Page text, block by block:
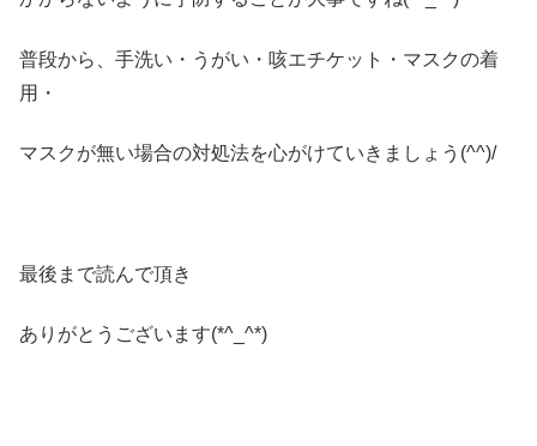
普段から、手洗い・うがい・咳エチケット・マスクの着
用・
マスクが無い場合の対処法を心がけていきましょう(^^)/
最後まで読んで頂き
ありがとうございます(*^_^*)